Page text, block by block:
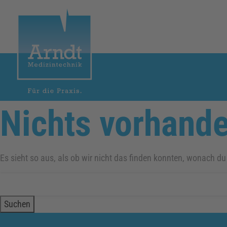
Leistungen
Beratung
Sprechstunden- u. Praxisbedarf
Medizintechnik
Nichts
Es sieht so aus, als ob wir nicht das finden konnten, wonach
nach: